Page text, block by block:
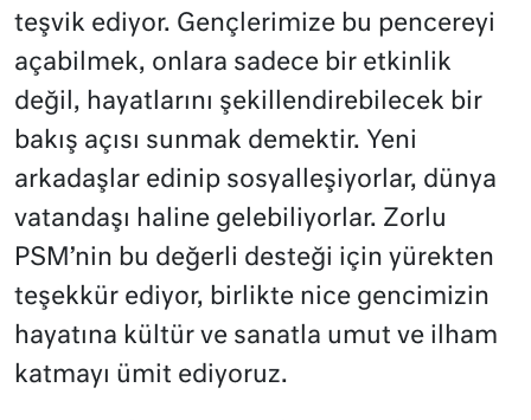
teşvik ediyor. Gençlerimize bu pencereyi
açabilmek, onlara sadece bir etkinlik
değil, hayatlarını şekillendirebilecek bir
bakış açısı sunmak demektir. Yeni
arkadaşlar edinip sosyalleşiyorlar, dünya
vatandaşı haline gelebiliyorlar. Zorlu
PSM’nin bu değerli desteği için yürekten
teşekkür ediyor, birlikte nice gencimizin
hayatına kültür ve sanatla umut ve ilham
katmayı ümit ediyoruz.